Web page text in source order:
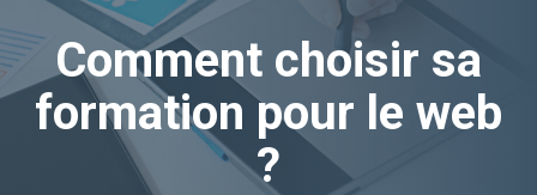
Comment choisir sa
formation pour le web
?